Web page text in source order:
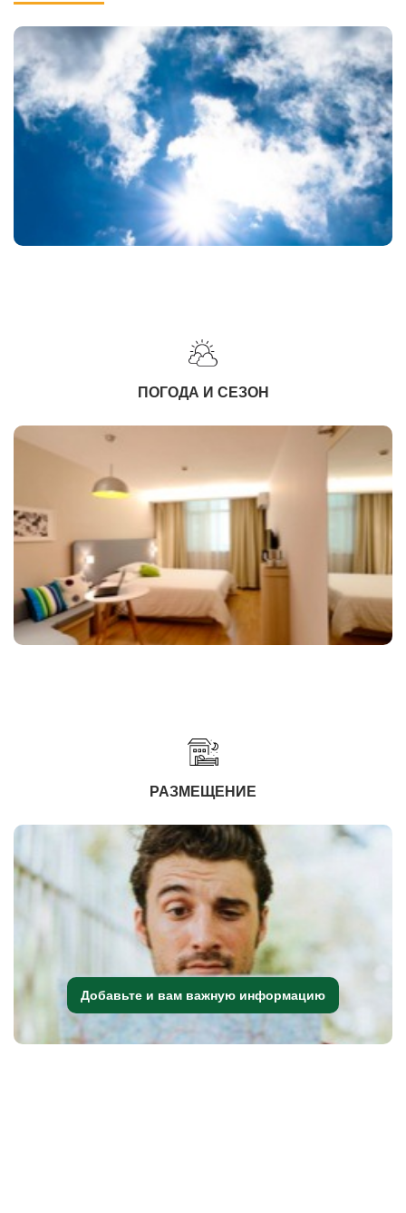
ПОГОДА И СЕЗОН
РАЗМЕЩЕНИЕ
Добавьте и вам важную информацию